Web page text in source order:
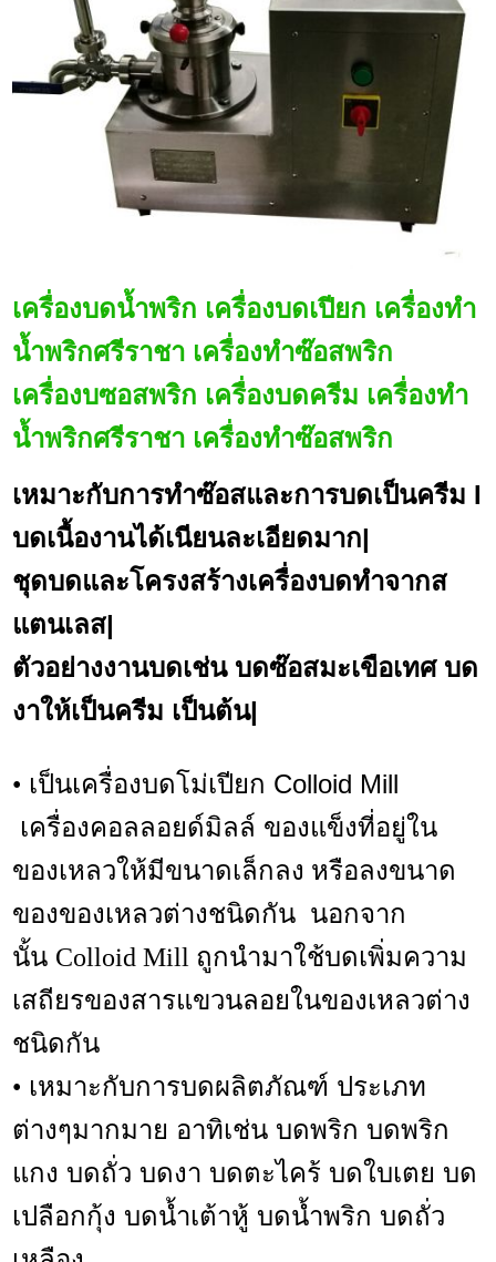
เครื่องบดน้ำพริก เครื่องบดเปียก เครื่องทำ
น้ำพริกศรีราชา เครื่องทำซ๊อสพริก
เครื่องบซอสพริก เครื่องบดครีม เครื่องทำ
น้ำพริกศรีราชา เครื่องทำซ๊อสพริก
เหมาะกับการทำซ๊อสและการบดเป็นครีม I
บดเนื้องานได้เนียนละเอียดมาก|
ชุดบดและโครงสร้างเครื่องบดทำจากส
แตนเลส|
ตัวอย่างงานบดเช่น บดซ๊อสมะเขือเทศ บด
งาให้เป็นครีม เป็นต้น|
• เป็นเครื่องบดโม่เปียก Colloid Mill
เครื่องคอลลอยด์มิลล์ ของแข็งที่อยู่ใน
ของเหลวให้มีขนาดเล็กลง หรือลงขนาด
ของของเหลวต่างชนิดกัน นอกจาก
นั้น Colloid Mill ถูกนำมาใช้บดเพิ่มความ
เสถียรของสารแขวนลอยในของเหลวต่าง
ชนิดกัน
• เหมาะกับการบดผลิตภัณฑ์ ประเภท
ต่างๆมากมาย อาทิเช่น บดพริก บดพริก
แกง บดถั่ว บดงา บดตะไคร้ บดใบเตย บด
เปลือกกุ้ง บดน้ำเต้าหู้ บดน้ำพริก บดถั่ว